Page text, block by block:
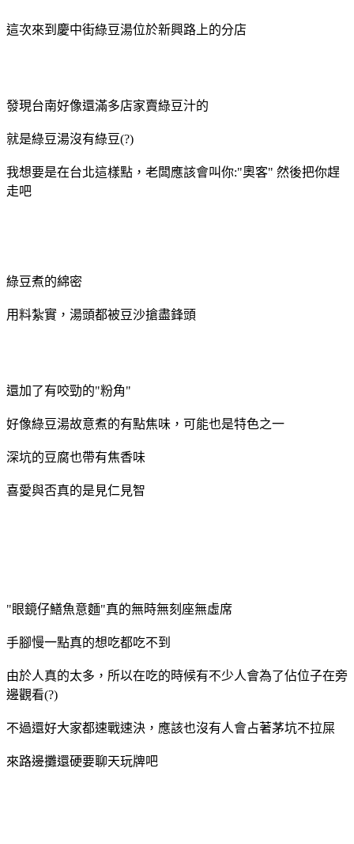
這次來到慶中街綠豆湯位於新興路上的分店
發現台南好像還滿多店家賣綠豆汁的
就是綠豆湯沒有綠豆(?)
我想要是在台北這樣點，老闆應該會叫你:"奧客" 然後把你趕
走吧
綠豆煮的綿密
用料紮實，湯頭都被豆沙搶盡鋒頭
還加了有咬勁的"粉角"
好像綠豆湯故意煮的有點焦味，可能也是特色之一
深坑的豆腐也帶有焦香味
喜愛與否真的是見仁見智
"眼鏡仔鱔魚意麵"真的無時無刻座無虛席
手腳慢一點真的想吃都吃不到
由於人真的太多，所以在吃的時候有不少人會為了佔位子在旁
邊觀看(?)
不過還好大家都速戰速決，應該也沒有人會占著茅坑不拉屎
來路邊攤還硬要聊天玩牌吧